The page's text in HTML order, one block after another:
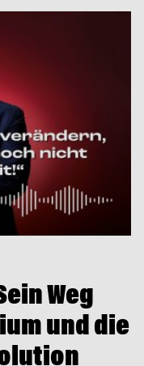
Weg
und die